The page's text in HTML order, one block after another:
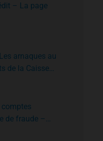
– La page
arnaques au
de la Caisse
de fraude –